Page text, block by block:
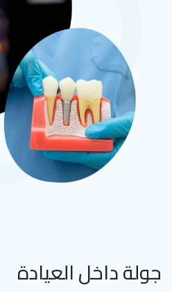
جولة داخل العيادة